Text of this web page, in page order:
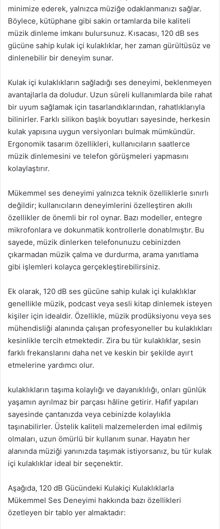
minimize ederek, yalnızca müziğe odaklanmanızı sağlar.
Böylece, kütüphane gibi sakin ortamlarda bile kaliteli
müzik dinleme imkanı bulursunuz. Kısacası, 120 dB ses
gücüne sahip kulak içi kulaklıklar, her zaman gürültüsüz ve
dinlenebilir bir deneyim sunar.
Kulak içi kulaklıkların sağladığı ses deneyimi, beklenmeyen
avantajlarla da doludur. Uzun süreli kullanımlarda bile rahat
bir uyum sağlamak için tasarlandıklarından, rahatlıklarıyla
bilinirler. Farklı silikon başlık boyutları sayesinde, herkesin
kulak yapısına uygun versiyonları bulmak mümkündür.
Ergonomik tasarım özellikleri, kullanıcıların saatlerce
müzik dinlemesini ve telefon görüşmeleri yapmasını
kolaylaştırır.
Mükemmel ses deneyimi yalnızca teknik özelliklerle sınırlı
değildir; kullanıcıların deneyimlerini özelleştiren akıllı
özellikler de önemli bir rol oynar. Bazı modeller, entegre
mikrofonlara ve dokunmatik kontrollerle donatılmıştır. Bu
sayede, müzik dinlerken telefonunuzu cebinizden
çıkarmadan müzik çalma ve durdurma, arama yanıtlama
gibi işlemleri kolayca gerçekleştirebilirsiniz.
Ek olarak, 120 dB ses gücüne sahip kulak içi kulaklıklar
genellikle müzik, podcast veya sesli kitap dinlemek isteyen
kişiler için idealdir. Özellikle, müzik prodüksiyonu veya ses
mühendisliği alanında çalışan profesyoneller bu kulaklıkları
kesinlikle tercih etmektedir. Zira bu tür kulaklıklar, sesin
farklı frekanslarını daha net ve keskin bir şekilde ayırt
etmelerine yardımcı olur.
kulaklıkların taşıma kolaylığı ve dayanıklılığı, onları günlük
yaşamın ayrılmaz bir parçası hâline getirir. Hafif yapıları
sayesinde çantanızda veya cebinizde kolaylıkla
taşınabilirler. Üstelik kaliteli malzemelerden imal edilmiş
olmaları, uzun ömürlü bir kullanım sunar. Hayatın her
alanında müziği yanınızda taşımak istiyorsanız, bu tür kulak
içi kulaklıklar ideal bir seçenektir.
Aşağıda, 120 dB Gücündeki Kulakiçi Kulaklıklarla
Mükemmel Ses Deneyimi hakkında bazı özellikleri
özetleyen bir tablo yer almaktadır: